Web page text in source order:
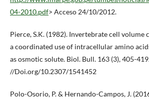
04-2010.pdf> Acceso 24/10/2012.
Pierce, S.K. (1982). Invertebrate cell volume
a coordinated use of intracellular amino
as osmotic solute. Biol. Bull. 163 (3), 405-
//Doi.org/10.2307/1541452
Polo-Osorio, P. & Hernando-Campos, J.